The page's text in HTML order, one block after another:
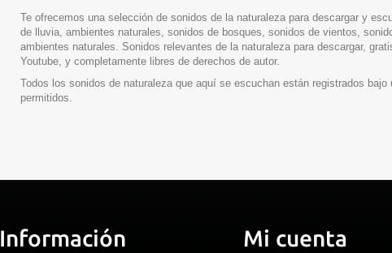
Te ofrecemos una selección de sonidos de la naturaleza para descargar y
de lluvia, ambientes naturales, sonidos de bosques, sonidos de vientos,
ambientes naturales. Sonidos relevantes de la naturaleza para descargar,
Youtube, y completamente libres de derechos de autor.
Todos los sonidos de naturaleza que aquí se escuchan están registrados
permitidos.
Información Mi cuenta